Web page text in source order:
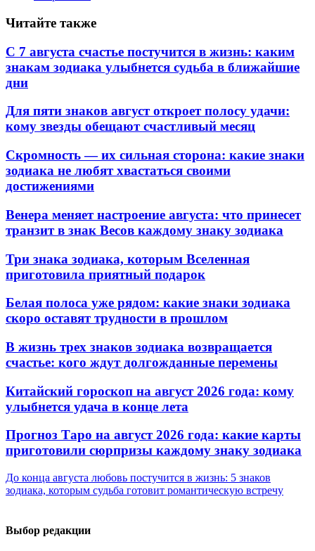
Читайте также
С 7 августа счастье постучится в жизнь: каким
знакам зодиака улыбнется судьба в ближайшие
дни
Для пяти знаков август откроет полосу удачи:
кому звезды обещают счастливый месяц
Скромность — их сильная сторона: какие знаки
зодиака не любят хвастаться своими
достижениями
Венера меняет настроение августа: что принесет
транзит в знак Весов каждому знаку зодиака
Три знака зодиака, которым Вселенная
приготовила приятный подарок
Белая полоса уже рядом: какие знаки зодиака
скоро оставят трудности в прошлом
В жизнь трех знаков зодиака возвращается
счастье: кого ждут долгожданные перемены
Китайский гороскоп на август 2026 года: кому
улыбнется удача в конце лета
Прогноз Таро на август 2026 года: какие карты
приготовили сюрпризы каждому знаку зодиака
До конца августа любовь постучится в жизнь: 5 знаков
зодиака, которым судьба готовит романтическую встречу
Выбор редакции